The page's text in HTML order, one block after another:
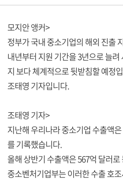
모지안 앵커>
정부가 국내 중소기업의 해외 진출
내년부터 지원 기간을 3년으로 늘
지 보다 체계적으로 뒷받침할 예정
조태영 기자입니다.
조태영 기자>
지난해 우리나라 중소기업 수출액
를 기록했습니다.
올해 상반기 수출액은 567억 달러
중소벤처기업부는 이러한 수출 호